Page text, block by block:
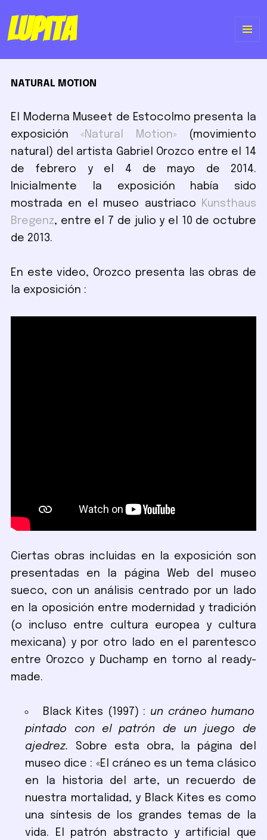
Lupita
NATURAL MOTION
El Moderna Museet de Estocolmo presenta la
exposición «Natural Motion» (movimiento
natural) del artista Gabriel Orozco entre el 14
de febrero y el 4 de mayo de 2014.
Inicialmente la exposición había sido
mostrada en el museo austriaco
Kunsthaus
Bregenz, entre el 7 de julio y el 10 de octubre
de 2013.
En este video, Orozco presenta las obras de
la exposición :
Ciertas obras incluidas en la exposición son
presentadas en la página Web del museo
sueco, con un análisis centrado por un lado
en la oposición entre modernidad y tradición
(o incluso entre cultura europea y cultura
mexicana) y por otro lado en el parentesco
entre Orozco y Duchamp en torno al ready-
made.
Black Kites (1997) : un cráneo humano
pintado con el patrón de un juego de
ajedrez.
Sobre esta obra, la página del
museo dice : «El cráneo es un tema clásico
en la historia del arte, un recuerdo de
nuestra mortalidad, y Black Kites es como
una síntesis de los grandes temas de la
vida. El patrón abstracto y artificial que